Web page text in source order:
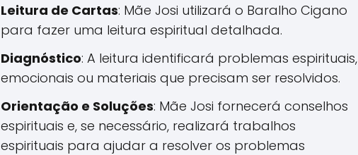
Leitura de Cartas: Mãe Josi utilizará o Baralho Cigano
para fazer uma leitura espiritual detalhada.
Diagnóstico: A leitura identificará problemas espirituais,
emocionais ou materiais que precisam ser resolvidos.
Orientação e Soluções: Mãe Josi fornecerá conselhos
espirituais e, se necessário, realizará trabalhos
espirituais para ajudar a resolver os problemas